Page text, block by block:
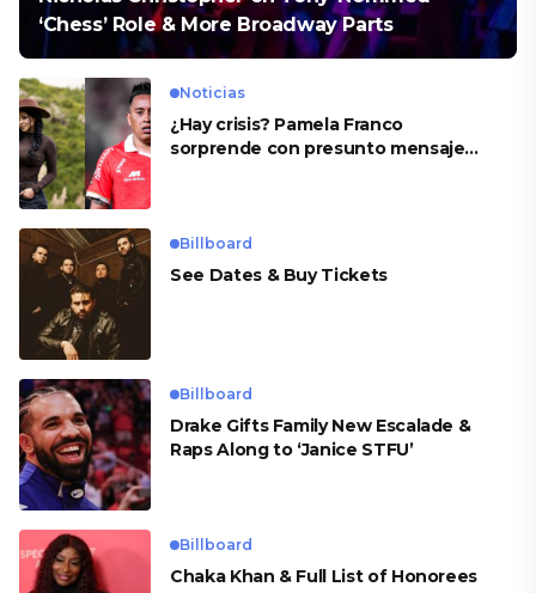
‘Chess’ Role & More Broadway Parts
Noticias
¿Hay crisis? Pamela Franco
sorprende con presunto mensaje
Billboard
See Dates & Buy Tickets
Billboard
Drake Gifts Family New Escalade &
Raps Along to ‘Janice STFU’
Billboard
Chaka Khan & Full List of Honorees